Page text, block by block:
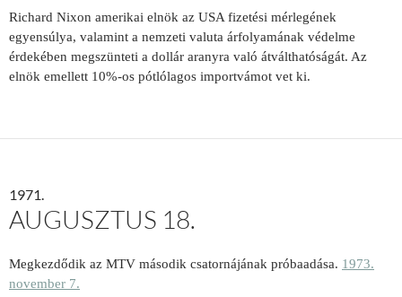
Richard Nixon amerikai elnök az USA fizetési mérlegének
egyensúlya, valamint a nemzeti valuta árfolyamának védelme
érdekében megszünteti a dollár aranyra való átválthatóságát. Az
elnök emellett 10%-os pótlólagos importvámot vet ki.
1971.
AUGUSZTUS 18.
Megkezdődik az MTV második csatornájának próbaadása. 1973.
november 7.